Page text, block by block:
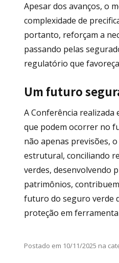
Apesar dos avanços, o
complexidade de
portanto, reforçam a
passando pelas
regulatório que
Um futuro
A Conferência realizada
que podem ocorrer no
não apenas previsões,
estrutural, conciliando
verdes, desenvolvendo
patrimônios,
futuro do seguro verde
proteção em
Postado em 10/11/2025 na